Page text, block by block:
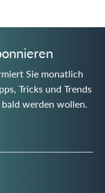
Sie monatlich
Tricks und Trends
werden wollen.